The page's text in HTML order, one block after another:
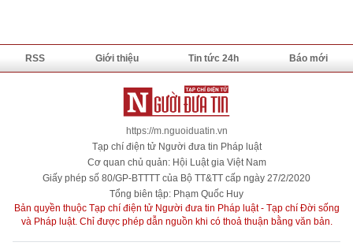
RSS Giới thiệu Tin tức 24h Báo mới
https://m.nguoiduatin.vn
Tạp chí điện tử Người đưa tin Pháp luật
Cơ quan chủ quản: Hội Luật gia Việt Nam
Giấy phép số 80/GP-BTTTT của Bộ TT&TT cấp ngày 27/2/2020
Tổng biên tập: Phạm Quốc Huy
Bản quyền thuộc Tạp chí điện tử Người đưa tin Pháp luật - Tạp chí Đời sống
và Pháp luật. Chỉ được phép dẫn nguồn khi có thoả thuận bằng văn bản.